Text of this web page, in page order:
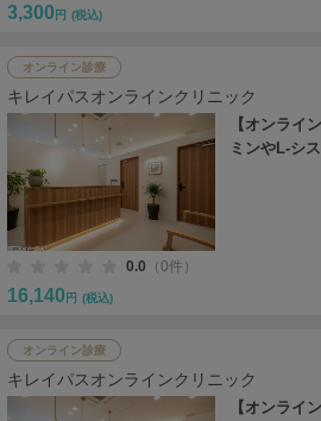
3,300 円 (税込)
オンライン診療
キレイパスオンラインクリニック
【オンライ
ミンやL-シ
0.0 （0件）
16,140 円 (税込)
オンライン診療
キレイパスオンラインクリニック
【オンライ